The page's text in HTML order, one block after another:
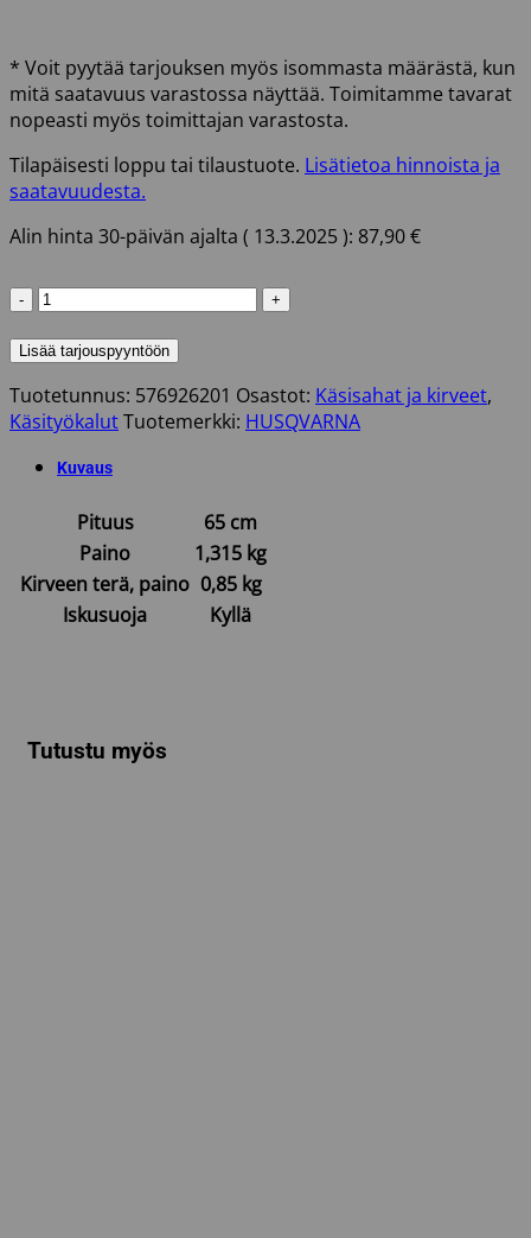
* Voit pyytää tarjouksen myös isommasta määrästä, kun
mitä saatavuus varastossa näyttää. Toimitamme tavarat
nopeasti myös toimittajan varastosta.
Tilapäisesti loppu tai tilaustuote. Lisätietoa hinnoista ja
saatavuudesta.
Alin hinta 30-päivän ajalta ( 13.3.2025): 87,90€
KIRVES
YLEIS
65CM
määrä
Lisää tarjouspyyntöön
Tuotetunnus: 576926201 Osastot: Käsisahat ja kirveet,
KäsityökalutTuotemerkki: HUSQVARNA
Kuvaus
Pituus
65 cm
Paino
1,315 kg
Kirveen terä, paino 0,85 kg
Iskusuoja
Kyllä
Tutustu myös